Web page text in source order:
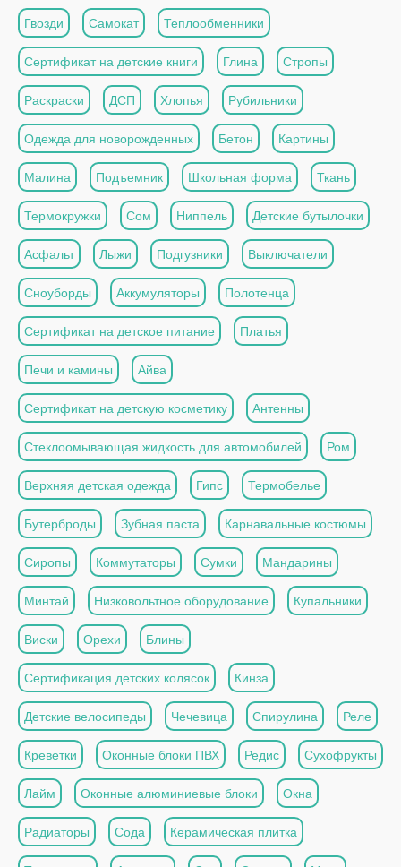
Гвозди Самокат Теплообменники
Сертификат на детские книги Глина Стропы
Раскраски ДСП Хлопья Рубильники
Одежда для новорожденных Бетон Картины
Малина Подъемник Школьная форма Ткань
Термокружки Сом Ниппель Детские бутылочки
Асфальт Лыжи Подгузники Выключатели
Сноуборды Аккумуляторы Полотенца
Сертификат на детское питание Платья
Печи и камины Айва
Сертификат на детскую косметику Антенны
Стеклоомывающая жидкость для автомобилей Ром
Верхняя детская одежда Гипс Термобелье
Бутерброды Зубная паста Карнавальные костюмы
Сиропы Коммутаторы Сумки Мандарины
Минтай Низковольтное оборудование Купальники
Виски Орехи Блины
Сертификация детских колясок Кинза
Детские велосипеды Чечевица Спирулина Реле
Креветки Оконные блоки ПВХ Редис Сухофрукты
Лайм Оконные алюминиевые блоки Окна
Радиаторы Сода Керамическая плитка